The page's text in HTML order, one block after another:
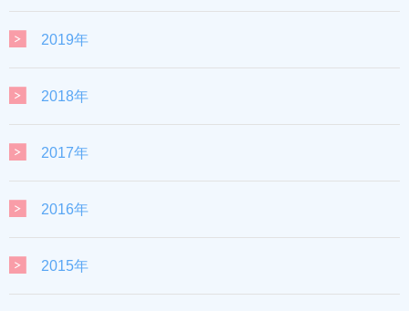
2019年
2018年
2017年
2016年
2015年